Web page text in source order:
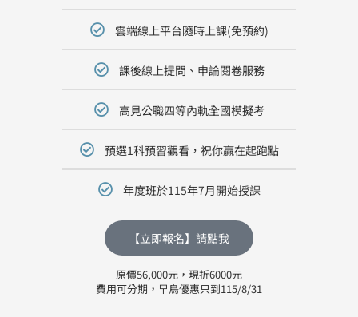
雲端線上平台隨時上課(免預約)
課後線上提問、申論閱卷服務
高見公職四等內軌全國模擬考
預選1科預習觀看，祝你贏在起跑點
年度班於115年7月開始授課
【立即報名】請點我
原價56,000元，現折6000元
費用可分期，早鳥優惠只到115/8/31